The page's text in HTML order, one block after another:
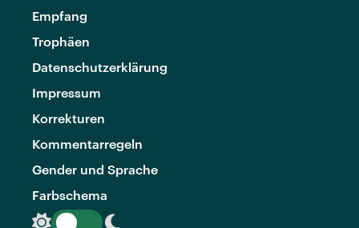
Empfang
Trophäen
Datenschutzerklärung
Impressum
Korrekturen
Kommentarregeln
Gender und Sprache
Farbschema